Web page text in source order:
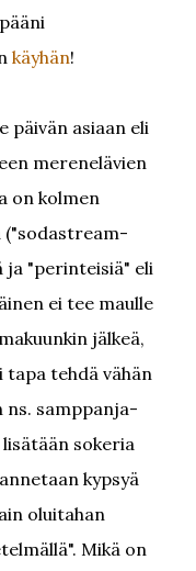
käyhän!
päivän asiaan eli
merenelävien
on kolmen
("sodastream-
ja "perinteisiä" eli
ei tee maulle
jälkeä,
tapa tehdä vähän
ns. samppanja-
sokeria
kypsyä
oluitahan
Mikä on